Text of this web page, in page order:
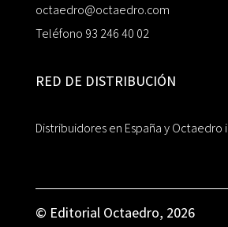
octaedro@octaedro.com
Teléfono 93 246 40 02
RED DE DISTRIBUCIÓN
Distribuidores en España y Octaedro
© Editorial Octaedro, 2026